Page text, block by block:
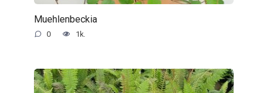
Muehlenbeckia
0 1k.